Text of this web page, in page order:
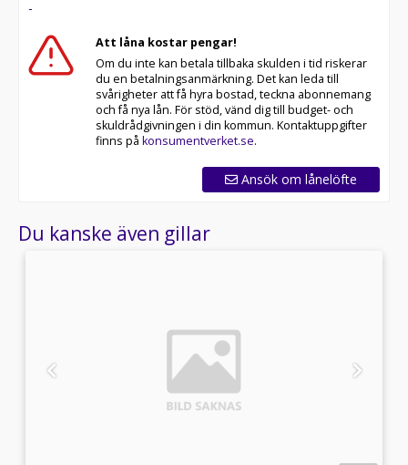
-
Att låna kostar pengar!
Om du inte kan betala tillbaka skulden i tid riskerar
du en betalningsanmärkning. Det kan leda till
svårigheter att få hyra bostad, teckna abonnemang
och få nya lån. För stöd, vänd dig till budget- och
skuldrådgivningen i din kommun. Kontaktuppgifter
finns på konsumentverket.se.
Ansök om lånelöfte
Du kanske även gillar